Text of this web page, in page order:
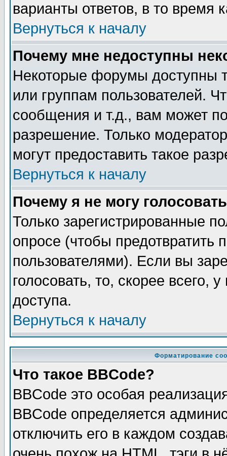
варианты ответов, в то время
Вернуться к началу
Почему мне недоступны
Некоторые форумы доступны
или группам пользователей.
сообщения и т.д., вам может
разрешение. Только
могут предоставить такое
Вернуться к началу
Почему я не могу
Только зарегистрированные
опросе (чтобы предотвратить
пользователями). Если вы
голосовать, то, скорее всего,
доступа.
Вернуться к началу
Форматирование
Что такое BBCode?
BBCode это особая
BBCode определяется
отключить его в каждом